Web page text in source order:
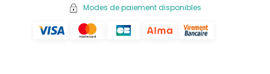
Modes de paiement disponibles